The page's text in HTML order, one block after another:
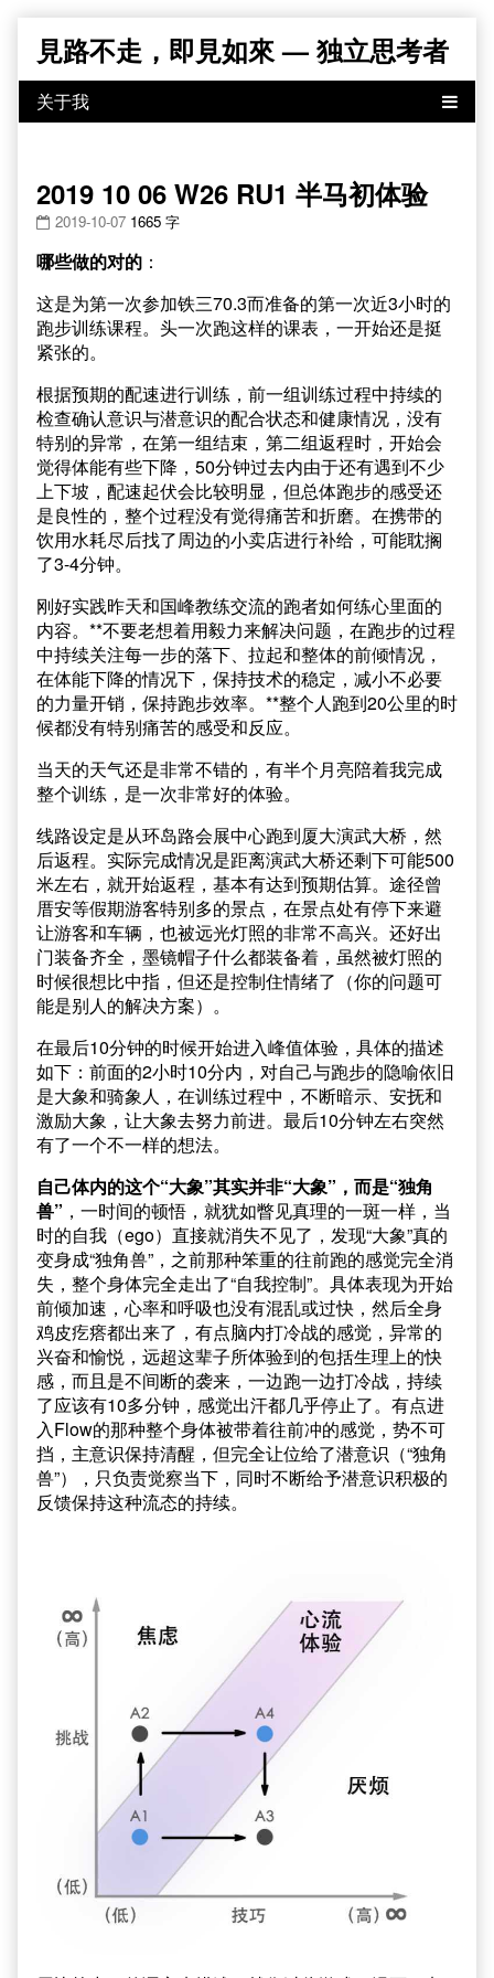
content
見路不走，即見如來 — 独立思考者
2019 10 06 W26 RU1 半马初体验
2019-10-07 1665 字
哪些做的对的 ：
这是为第一次参加铁三70.3而准备的第一次近3小时的
跑步训练课程。头一次跑这样的课表，一开始还是挺
紧张的。
根据预期的配速进行训练，前一组训练过程中持续的
检查确认意识与潜意识的配合状态和健康情况，没有
特别的异常，在第一组结束，第二组返程时，开始会
觉得体能有些下降，50分钟过去内由于还有遇到不少
上下坡，配速起伏会比较明显，但总体跑步的感受还
是良性的，整个过程没有觉得痛苦和折磨。在携带的
饮用水耗尽后找了周边的小卖店进行补给，可能耽搁
了3-4分钟。
刚好实践昨天和国峰教练交流的跑者如何练心里面的
内容。**不要老想着用毅力来解决问题，在跑步的过程
中持续关注每一步的落下、拉起和整体的前倾情况，
在体能下降的情况下，保持技术的稳定，减小不必要
的力量开销，保持跑步效率。**整个人跑到20公里的时
候都没有特别痛苦的感受和反应。
当天的天气还是非常不错的，有半个月亮陪着我完成
整个训练，是一次非常好的体验。
线路设定是从环岛路会展中心跑到厦大演武大桥，然
后返程。实际完成情况是距离演武大桥还剩下可能500
米左右，就开始返程，基本有达到预期估算。途径曾
厝安等假期游客特别多的景点，在景点处有停下来避
让游客和车辆，也被远光灯照的非常不高兴。还好出
门装备齐全，墨镜帽子什么都装备着，虽然被灯照的
时候很想比中指，但还是控制住情绪了（你的问题可
能是别人的解决方案）。
在最后10分钟的时候开始进入峰值体验，具体的描述
如下：前面的2小时10分内，对自己与跑步的隐喻依旧
是大象和骑象人，在训练过程中，不断暗示、安抚和
激励大象，让大象去努力前进。最后10分钟左右突然
有了一个不一样的想法。
自己体内的这个“大象”其实并非“大象”，而是“独角
兽” ，一时间的顿悟，就犹如瞥见真理的一斑一样，当
时的自我（ego）直接就消失不见了，发现“大象”真的
变身成“独角兽”，之前那种笨重的往前跑的感觉完全消
失，整个身体完全走出了“自我控制”。具体表现为开始
前倾加速，心率和呼吸也没有混乱或过快，然后全身
鸡皮疙瘩都出来了，有点脑内打冷战的感觉，异常的
兴奋和愉悦，远超这辈子所体验到的包括生理上的快
感，而且是不间断的袭来，一边跑一边打冷战，持续
了应该有10多分钟，感觉出汗都几乎停止了。有点进
入Flow的那种整个身体被带着往前冲的感觉，势不可
挡，主意识保持清醒，但完全让位给了潜意识（“独角
兽”），只负责觉察当下，同时不断给予潜意识积极的
反馈保持这种流态的持续。